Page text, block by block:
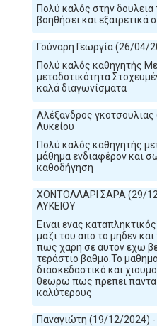
Πολύ καλός στην
βοηθήσει και εξαιρετικά
Γούναρη Γεωργία (26/04/
Πολύ καλός καθηγητής
μεταδοτικότητα
καλά διαγωνίσματα
Αλέξανδρος
Λυκείου
Πολύ καλός καθηγητής
μάθημα ενδιαφέρον και
καθοδήγηση
ΧΟΝΤΟΛΛΑΡΙ ΣΑΡΑ (29/
ΛΥΚΕΙΟΥ
Ειναι ενας
μαζι του απο το μηδεν
πως χαρη σε αυτον εχω
τεράστιο βαθμο.Το
διασκεδαστικό και
θεωρω πως πρεπει παντα
καλύτερους
Παναγιώτη (19/12/2024) -